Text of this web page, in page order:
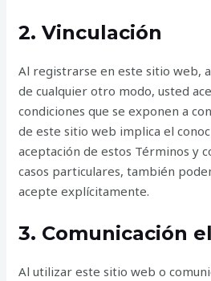
2. Vinculación
Al registrarse en este sitio web,
de cualquier otro modo, usted
condiciones que se exponen a
de este sitio web implica el
aceptación de estos Términos y
casos particulares, también
acepte explícitamente.
3. Comunicación
Al utilizar este sitio web o